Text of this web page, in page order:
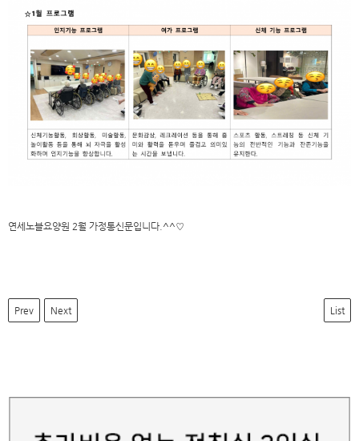
연세노블요양원 2월 가정통신문입니다.^^♡
Prev Next List